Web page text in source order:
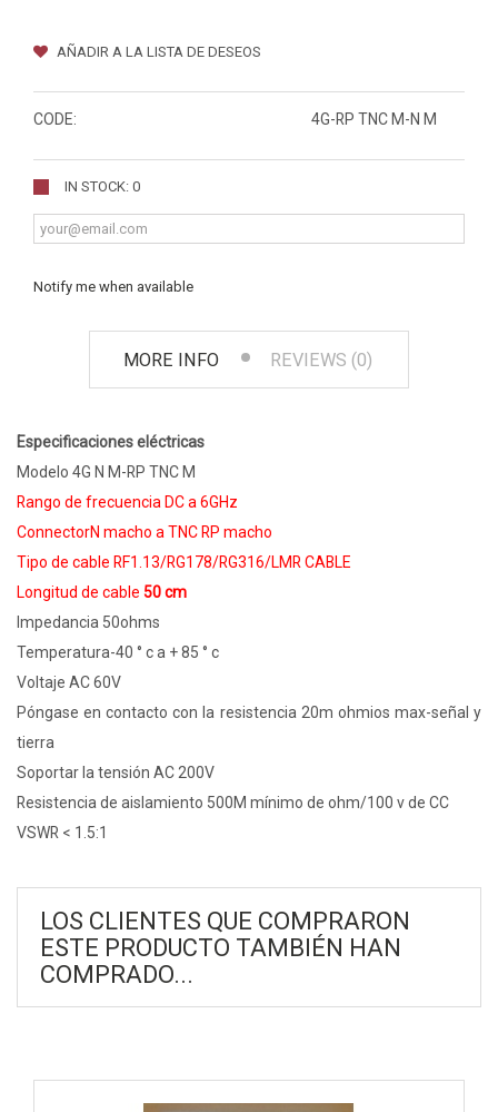
AÑADIR A LA LISTA DE DESEOS
CODE: 4G-RP TNC M-N M
IN STOCK: 0
Notify me when available
MORE INFO REVIEWS (0)
Especificaciones eléctricas
Modelo 4G N M-RP TNC M
Rango de frecuencia DC a 6GHz
ConnectorN macho a TNC RP macho
Tipo de cable RF1.13/RG178/RG316/LMR CABLE
Longitud de cable 50 cm
Impedancia 50ohms
Temperatura-40 ° c a + 85 ° c
Voltaje AC 60V
Póngase en contacto con la resistencia 20m ohmios max-señal y
tierra
Soportar la tensión AC 200V
Resistencia de aislamiento 500M mínimo de ohm/100 v de CC
VSWR < 1.5:1
LOS CLIENTES QUE COMPRARON
ESTE PRODUCTO TAMBIÉN HAN
COMPRADO...